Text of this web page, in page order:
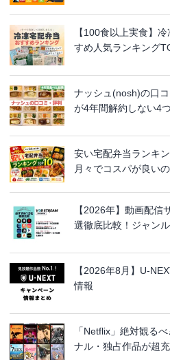
【100食以上実食】
すめ人気ランキング
ナッシュ(nosh)の口
が4年間解約しない4
安い宅配弁当ランキ
月々でコスパが良い
【2026年】動画配信
選徹底比較！ジャン
【2026年8月】U-
情報
「Netflix」絶対観る
ナル・独占作品が超